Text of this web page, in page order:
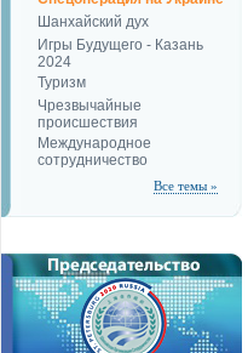
Шанхайский дух
Игры Будущего - Казань
2024
Туризм
Чрезвычайные
происшествия
Международное
сотрудничество
Все темы »